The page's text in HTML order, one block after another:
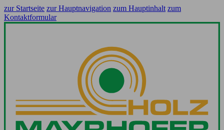
zur Startseite zur Hauptnavigation zum Hauptinhalt zum
Kontaktformular